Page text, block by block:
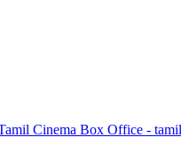
Cinema Box Office -